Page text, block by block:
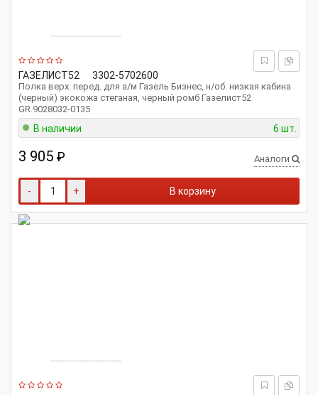
ГАЗЕЛИСТ52 3302-5702600
Полка верх. перед. для а/м Газель Бизнес, н/об. низкая кабина
(черный) экокожа стеганая, черный ромб Газелист52
GR.9028032-0135
В наличии 6 шт.
3 905 ₽ Аналоги
- + В корзину